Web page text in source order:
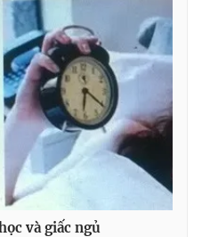
và giấc ngủ